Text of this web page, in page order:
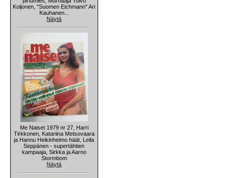
Koljonen, "Suomen Eichmann" Ari
Kauhanen...
Näytä
Me Naiset 1979 nr 27, Harri
Tirkkonen, Katariina Metsovaara
ja Hannu Heikinheimo häät, Leila
Seppänen - supertähtien
kampaaja, Sirkka ja Aarno
Stormbom
Näytä